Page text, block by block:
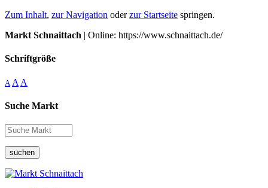
Zum Inhalt, zur Navigation oderzur Startseite springen.
Markt Schnaittach | Online: https://www.schnaittach.de/
Schriftgröße
A A A
Suche Markt
suchen